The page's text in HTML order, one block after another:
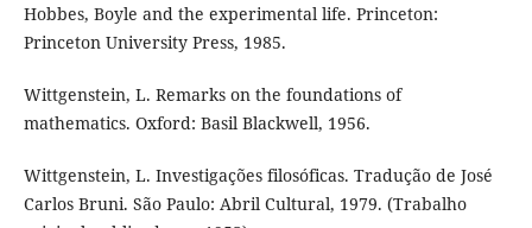
Hobbes, Boyle and the experimental life. Princeton:
Princeton University Press, 1985.
Wittgenstein, L. Remarks on the foundations of
mathematics. Oxford: Basil Blackwell, 1956.
Wittgenstein, L. Investigações filosóficas. Tradução de José
Carlos Bruni. São Paulo: Abril Cultural, 1979. (Trabalho